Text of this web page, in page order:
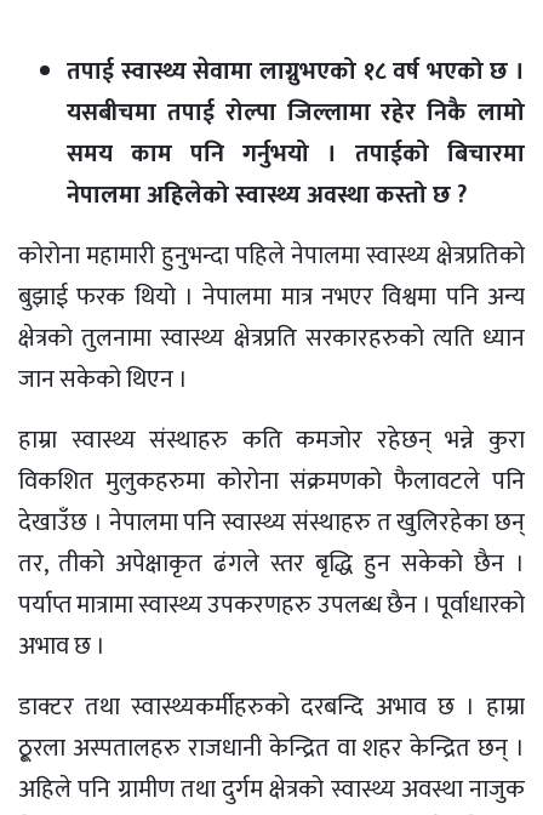
तपाई स्वास्थ्य सेवामा लाग्नुभएको १८ वर्ष भएको छ ।
यसबीचमा तपाई रोल्पा जिल्लामा रहेर निकै लामो
समय काम पनि गर्नुभयो । तपाईको बिचारमा
नेपालमा अहिलेको स्वास्थ्य अवस्था कस्तो छ ?
कोरोना महामारी हुनुभन्दा पहिले नेपालमा स्वास्थ्य क्षेत्रप्रतिको
बुझाई फरक थियो । नेपालमा मात्र नभएर विश्वमा पनि अन्य
क्षेत्रको तुलनामा स्वास्थ्य क्षेत्रप्रति सरकारहरुको त्यति ध्यान
जान सकेको थिएन ।
हाम्रा स्वास्थ्य संस्थाहरु कति कमजोर रहेछन् भन्ने कुरा
विकशित मुलुकहरुमा कोरोना संक्रमणको फैलावटले पनि
देखाउँछ । नेपालमा पनि स्वास्थ्य संस्थाहरु त खुलिरहेका छन्
तर, तीको अपेक्षाकृत ढंगले स्तर बृद्धि हुन सकेको छैन ।
पर्याप्त मात्रामा स्वास्थ्य उपकरणहरु उपलब्ध छैन । पूर्वाधारको
अभाव छ ।
डाक्टर तथा स्वास्थ्यकर्मीहरुको दरबन्दि अभाव छ । हाम्रा
ठू्रला अस्पतालहरु राजधानी केन्द्रित वा शहर केन्द्रित छन् ।
अहिले पनि ग्रामीण तथा दुर्गम क्षेत्रको स्वास्थ्य अवस्था नाजुक